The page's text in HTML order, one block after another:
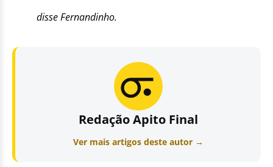
disse Fernandinho.
Redação Apito Final
Ver mais artigos deste autor →